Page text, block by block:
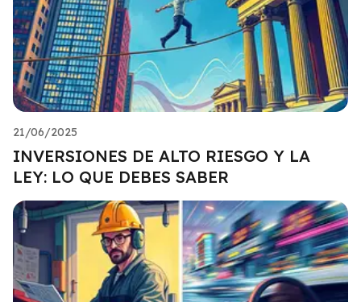
21/06/2025
INVERSIONES DE ALTO RIESGO Y LA
LEY: LO QUE DEBES SABER